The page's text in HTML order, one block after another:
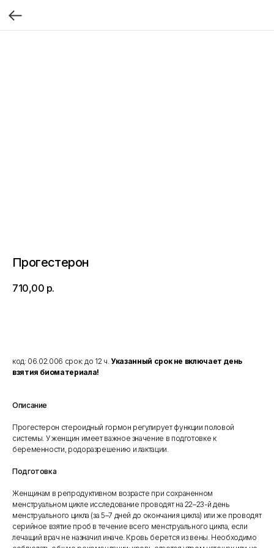
Прогестерон
710,00 р.
код: 06.02.006 срок: до 12 ч. Указанный срок не включает день
взятия биоматериала!
Описание
Прогестерон стероидный гормон регулирует функции половой
системы. У женщин имеет важное значение в подготовке к
беременности, родоразрешению и лактации.
Подготовка
Женщинам в репродуктивном возрасте при сохраненном
менструальном цикле исследование проводят на 22–23-й день
менструального цикла (за 5–7 дней до окончания цикла) или же проводят
серийное взятие проб в течение всего менструального цикла, если
лечащий врач не назначил иначе. Кровь берется из вены. Необходимо